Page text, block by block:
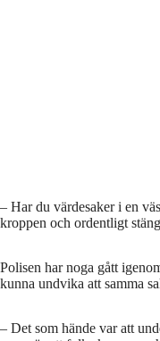
– Har du värdesaker i en
kroppen och ordentligt
Polisen har noga gått
kunna undvika att samma
– Det som hände var att